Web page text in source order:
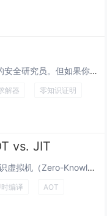
你不需要懂得很多数学也能成为一名成功的安全研究员。但如果你想看到矩阵，你需要变得精通数学。 关于数学是被发现的还是被发明的，一直存在着古老的哲学辩论。小时候，我两者都不想做。数学感觉很抽象，与现实脱节，像是一套需要记住的任意规则。很长...
解器 零知识证明
vs. JIT
1 介绍 1.1 zkVM 简要介绍 zkVM，或零知识虚拟机（Zero-Knowledge Virtual Machine），是一种专门的虚拟机，旨在以一种方式执行程序，该方式使用零知识证明（ZKPs）生成可验证的计算证明。它通常在...
时编译 AOT